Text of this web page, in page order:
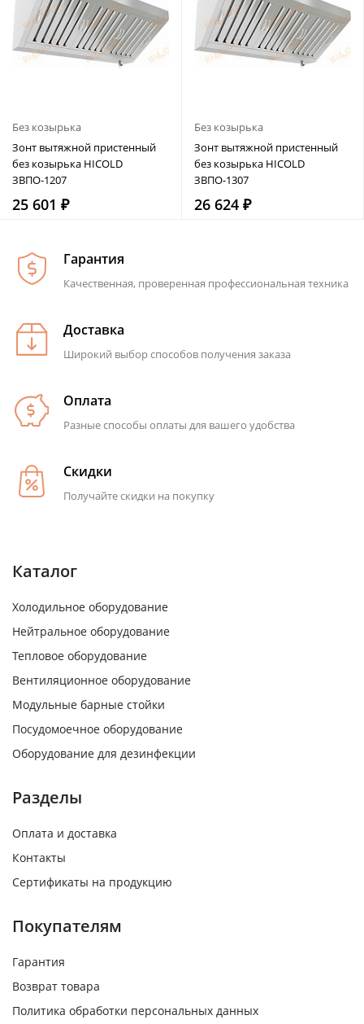
Без козырька
Зонт вытяжной пристенный
без козырька HICOLD
ЗВПО-1207
25 601 ₽
Без козырька
Зонт вытяжной пристенный
без козырька HICOLD
ЗВПО-1307
26 624 ₽
Гарантия
Качественная, проверенная профессиональная техника
Доставка
Широкий выбор способов получения заказа
Оплата
Разные способы оплаты для вашего удобства
Скидки
Получайте скидки на покупку
Каталог
Холодильное оборудование
Нейтральное оборудование
Тепловое оборудование
Вентиляционное оборудование
Модульные барные стойки
Посудомоечное оборудование
Оборудование для дезинфекции
Разделы
Оплата и доставка
Контакты
Сертификаты на продукцию
Покупателям
Гарантия
Возврат товара
Политика обработки персональных данных